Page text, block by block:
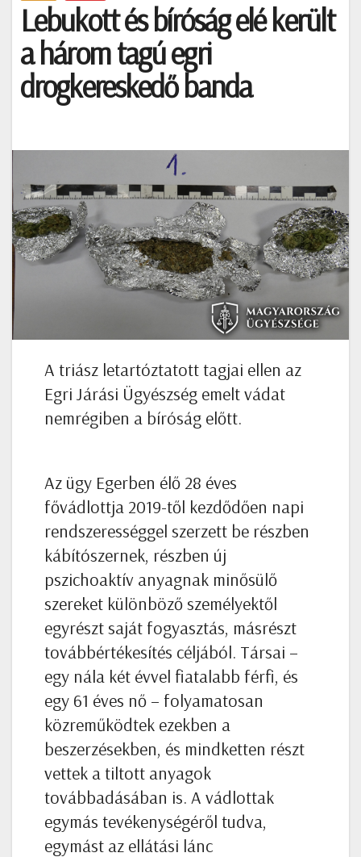
Lebukott és bíróság elé került
a három tagú egri
drogkereskedő banda
A triász letartóztatott tagjai ellen az
Egri Járási Ügyészség emelt vádat
nemrégiben a bíróság előtt.
Az ügy Egerben élő 28 éves
fővádlottja 2019-től kezdődően napi
rendszerességgel szerzett be részben
kábítószernek, részben új
pszichoaktív anyagnak minősülő
szereket különböző személyektől
egyrészt saját fogyasztás, másrészt
továbbértékesítés céljából. Társai –
egy nála két évvel fiatalabb férfi, és
egy 61 éves nő – folyamatosan
közreműködtek ezekben a
beszerzésekben, és mindketten részt
vettek a tiltott anyagok
továbbadásában is. A vádlottak
egymás tevékenységéről tudva,
egymást az ellátási lánc